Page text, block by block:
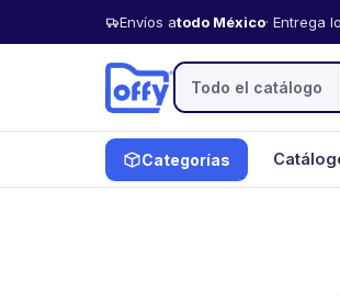
Envíos atodo México· Entrega
Todo el catálogo
Categorías